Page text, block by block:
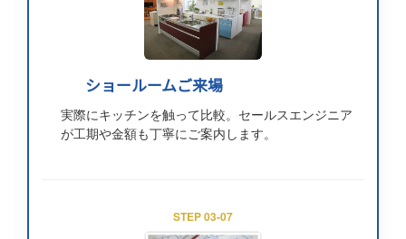
ショールームご来場
実際にキッチンを触って比較。セールスエンジニア
が工期や金額も丁寧にご案内します。
STEP 03-07